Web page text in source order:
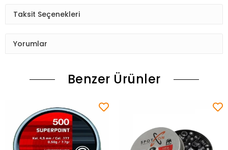
Taksit Seçenekleri
Yorumlar
Benzer Ürünler